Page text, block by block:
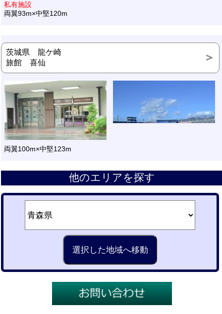
私有施設
両翼93m×中堅120m
茨城県 龍ケ崎
旅館 喜仙
両翼100m×中堅123m
他のエリアを探す